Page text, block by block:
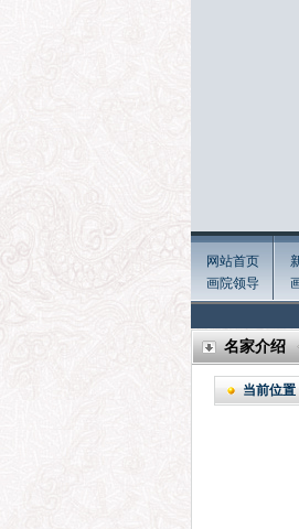
网站首页
画院领导
名家介绍
当前位置